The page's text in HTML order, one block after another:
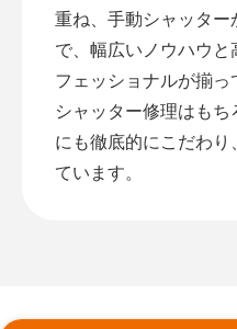
重ね、手動シャッター
で、幅広いノウハウ
フェッショナルが揃っ
シャッター修理はも
にも徹底的にこだわ
ています。